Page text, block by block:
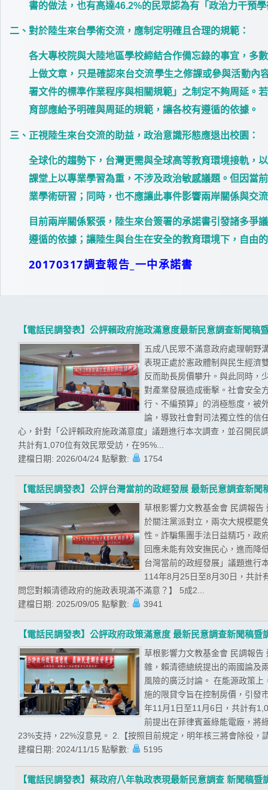
書的做法，也有高達46.2%的民眾認為有「政治力干預
二、 對於陸生來台學術交流，應制定明確且合理的規範：
各大專校院與大陸地區學校締結合作備忘錄的事宜，多
上做文章，只是確認來台交流學生之修課或參與活動
署文件的標準作業程序與相關規範」之制定不夠周延。
育部應給予明確與周延的規範，讓各校有遵循的依據。
三、 正視陸生來台交流的助益，政治意識形態應退出校園 ：
全球化的趨勢下，台灣更需與全球高等教育環境接軌，
課堂上以專業學習為重，不涉及政治敏感議題。但因當
業學術研習；同時，也不應讓此事件影響兩岸關係與交
目前兩岸關係緊張，陸生來台簽署的承諾書引發諸多爭
遵循的依據；讓陸生與台生在安全的教育環境下，自由
20170317調查報告_一中承諾書
【電話民調發表】公評賴政府施政滿意度最新民意調查新聞稿
五成八民眾不滿意政府處理朝野
表現正處於憲政體制與民生經濟
反而助長房價攀升。與此同時，
對產業發展造成衝擊。社會安全
行、不編預算」的消極態度，被
論，導致社會對司法獨立性的信
心，針對「公評賴政府施政滿意度」議題進行本次調查，並召開
共計有1,070位有效民眾受訪，在95%...
建檔日期: 2026/04/24 點擊數: 1754
【電話民調發表】公評台灣當前的政經發展 最新民意調查新聞
草根影響力文教基金會 民調報
於關注黨派對立，兩次大規模罷
性。詐騙集團手法日益精巧，政
回應未能有效安撫民心，進而降
台灣當前的政經發展」議題進行
114年8月25日至8月30日，共計
問您對賴清德政府的施政表現滿不滿意？】 5成2...
建檔日期: 2025/09/05 點擊數: 3941
【電話民調發表】公評政府政策滿意度 最新民意調查新聞稿暨
草根影響力文教基金會 民調報
雜，賴清德總統提出的兩國論及
風險的廣泛討論。 在能源政策
施的限貸令旨在控制房價，引發
年11月1日至11月6日，共計有
前提出在菲律賓蓋綠能電廠，將
23%支持，22%沒意見。 2.【按照目前規定，明年核三將會除役
建檔日期: 2024/11/15 點擊數: 5195
【電話民調發表】蔡政府八年執政表現最新民意調查 新聞稿暨